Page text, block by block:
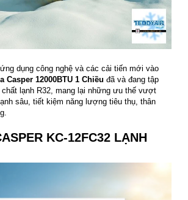
dụng công nghệ và các cải tiến mới vào
Casper 12000BTU 1 Chiều đã và đang tập
chất lạnh R32, mang lại những ưu thế vượt
sâu, tiết kiệm năng lượng tiêu thụ, thân
KC-12FC32 LẠNH